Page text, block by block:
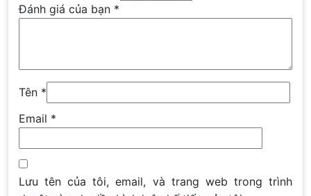
Đánh giá của bạn *
Tên *
Email *
Lưu tên của tôi, email, và trang web trong trình